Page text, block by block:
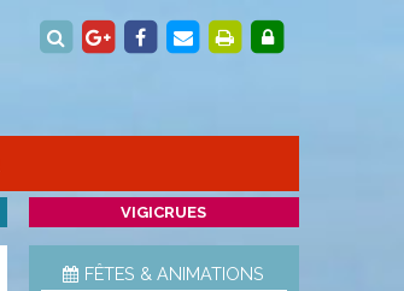
VIGICRUES
FÊTES & ANIMATIONS